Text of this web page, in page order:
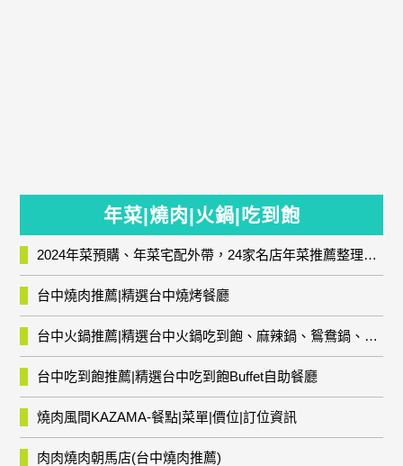
年菜|燒肉|火鍋|吃到飽
2024年菜預購、年菜宅配外帶，24家名店年菜推薦整理，圍爐輕鬆上菜團圓趣
台中燒肉推薦|精選台中燒烤餐廳
台中火鍋推薦|精選台中火鍋吃到飽、麻辣鍋、鴛鴦鍋、石頭火鍋、酸菜白肉鍋、海鮮鍋、燒酒雞、麻油雞、壽喜燒等熱門人氣火鍋店!
台中吃到飽推薦|精選台中吃到飽Buffet自助餐廳
燒肉風間KAZAMA-餐點|菜單|價位|訂位資訊
肉肉燒肉朝馬店(台中燒肉推薦)